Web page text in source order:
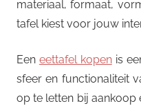
materiaal, formaat,
tafel kiest voor jouw
Een eettafel kopenis
sfeer en functionaliteit
op te letten bij aankoop